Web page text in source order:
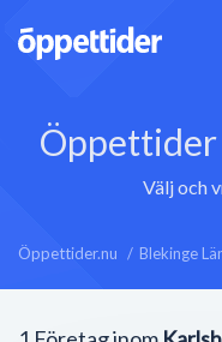
Öppettider
Välj och
Öppettider.nu Blekinge